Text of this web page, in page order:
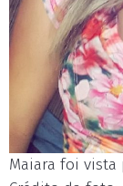
Maiara foi vista